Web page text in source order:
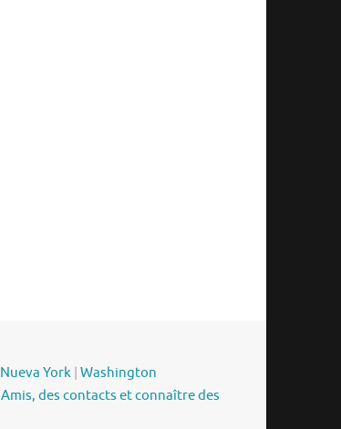
Nueva York Washington
Amis, des contacts et connaître des